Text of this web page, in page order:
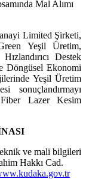
Mal Alımı
Limited Şirketi,
Yeşil Üretim,
Destek
Döngüsel Ekonomi
Yeşil Üretim
Fiber Lazer Kesim
ve mali bilgileri
Hakkı Cad.